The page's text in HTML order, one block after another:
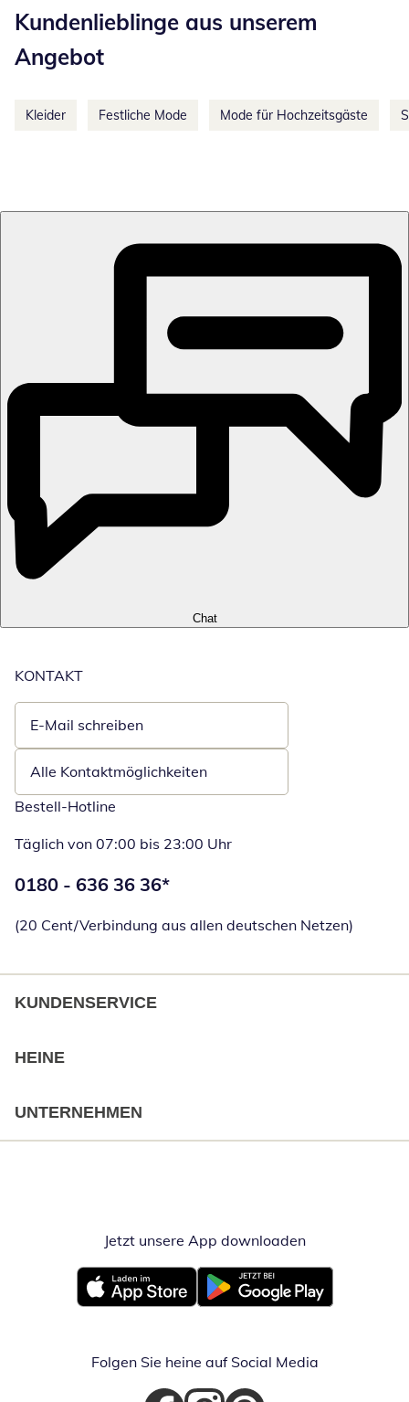
Kundenlieblinge aus unserem
Angebot
Kleider Festliche Mode Mode für Hochzeitsgäste
Chat
KONTAKT
E-Mail schreiben
Öffnet E-Mail-Client
Alle Kontaktmöglichkeiten
Bestell-Hotline
Täglich von 07:00 bis 23:00 Uhr
Telefonnummer:
0180 - 636 36 36*
(20 Cent/Verbindung aus allen deutschen Netzen)
KUNDENSERVICE
HEINE
UNTERNEHMEN
Jetzt unsere App downloadenÖffnet in
Öffnet in neuem FensterÖffnet in neuem Fenster
Folgen Sie heine auf Social Media